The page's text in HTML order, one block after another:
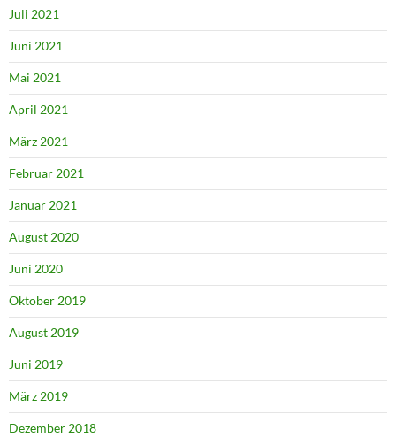
Juli 2021
Juni 2021
Mai 2021
April 2021
März 2021
Februar 2021
Januar 2021
August 2020
Juni 2020
Oktober 2019
August 2019
Juni 2019
März 2019
Dezember 2018